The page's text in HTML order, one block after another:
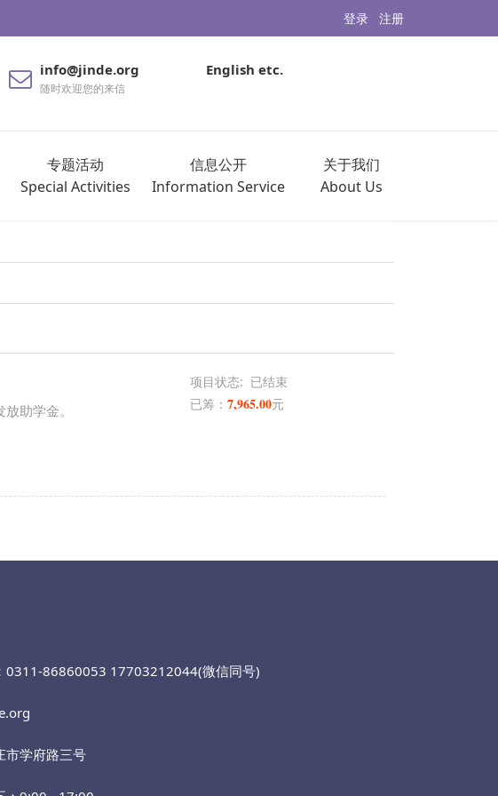
登录 注册
info@jinde.org
随时欢迎您的来信
English etc.
专题活动
Special Activities
信息公开
Information Service
关于我们
About Us
助学金。
项目状态: 已结束
已筹： 7,965.00元
0311-86860053 17703212044(微信同号)
市学府路三号